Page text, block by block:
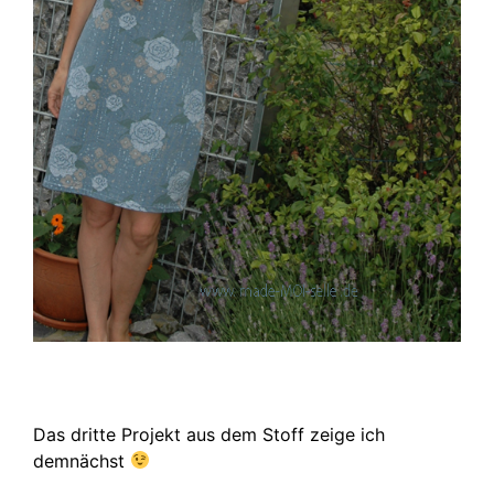
Das dritte Projekt aus dem Stoff zeige ich
demnächst